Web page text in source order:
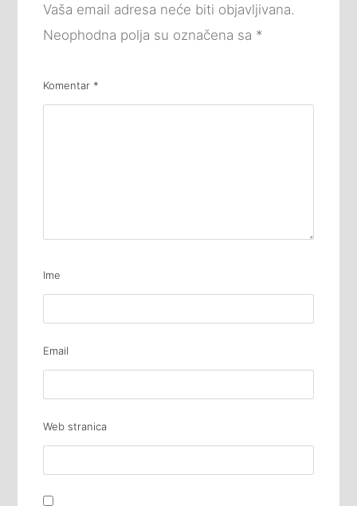
Vaša email adresa neće biti objavljivana.
Neophodna polja su označena sa *
Komentar *
Ime
Email
Web stranica